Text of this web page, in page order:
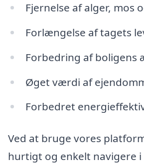
Fjernelse af alger, mos
Forlængelse af tagets
Forbedring af boligens
Øget værdi af
Forbedret
Ved at bruge vores
hurtigt og enkelt navigere